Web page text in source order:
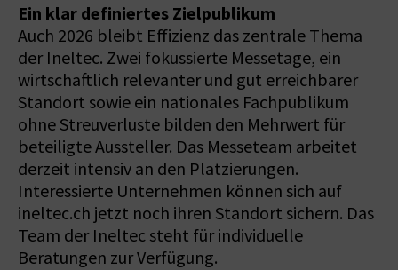
Ein klar definiertes Zielpublikum
Auch 2026 bleibt Effizienz das zentrale Thema
der Ineltec. Zwei fokussierte Messetage, ein
wirtschaftlich relevanter und gut erreichbarer
Standort sowie ein nationales Fachpublikum
ohne Streuverluste bilden den Mehrwert für
beteiligte Aussteller. Das Messeteam arbeitet
derzeit intensiv an den Platzierungen.
Interessierte Unternehmen können sich auf
ineltec.ch jetzt noch ihren Standort sichern. Das
Team der Ineltec steht für individuelle
Beratungen zur Verfügung.